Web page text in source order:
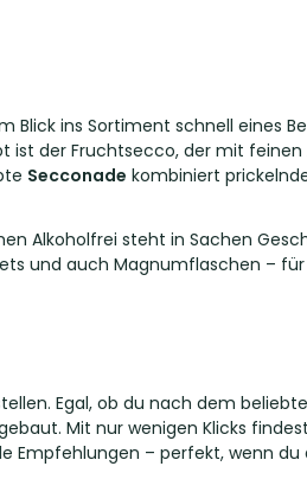
ins Sortiment schnell eines
ist der Fruchtsecco, der mit feinen
Secconade kombiniert
Alkoholfrei steht in Sachen
und auch Magnumflaschen –
Egal, ob du nach dem
Mit nur wenigen Klicks
Empfehlungen – perfekt, wenn du